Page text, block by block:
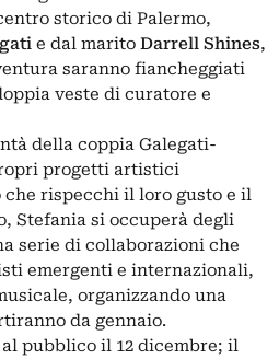
storico di Palermo,
e dal marito Darrell Shines,
saranno fiancheggiati
veste di curatore e
della coppia Galegati-
progetti artistici
che rispecchi il loro gusto e il
Stefania si occuperà degli
serie di collaborazioni che
emergenti e internazionali,
organizzando una
da gennaio.
pubblico il 12 dicembre; il